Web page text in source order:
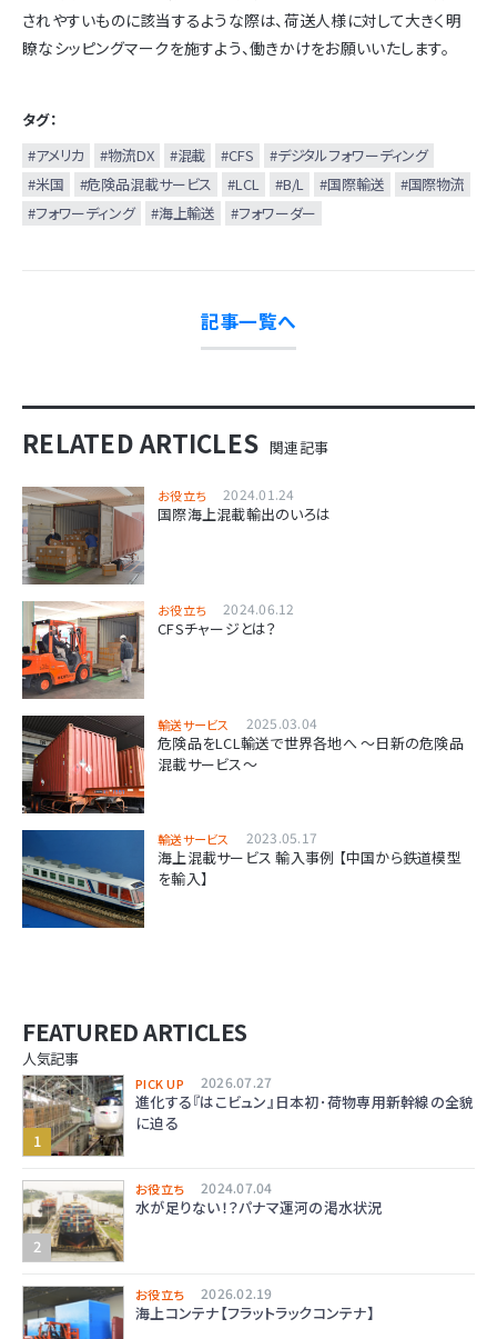
されやすいものに該当するような際は、荷送人様に対して大きく明
瞭なシッピングマークを施すよう、働きかけをお願いいたします。
タグ：
#アメリカ
#物流DX #混載 #CFS
#デジタルフォワーディング
#米国
#危険品混載サービス #LCL #B/L #国際輸送
#国際物流
#フォワーディング
#海上輸送 #フォワーダー
記事一覧へ
RELATED ARTICLES 関連記事
お役立ち 2024.01.24
国際海上混載輸出のいろは
お役立ち 2024.06.12
CFSチャージとは？
輸送サービス 2025.03.04
危険品をLCL輸送で世界各地へ ～日新の危険品
混載サービス～
輸送サービス 2023.05.17
海上混載サービス 輸入事例 【中国から鉄道模型
を輸入】
FEATURED ARTICLES
人気記事
PICK UP 2026.07.27
進化する『はこビュン』日本初･荷物専用新幹線の全貌
に迫る
お役立ち 2024.07.04
水が足りない！？パナマ運河の渇水状況
お役立ち 2026.02.19
海上コンテナ【フラットラックコンテナ】